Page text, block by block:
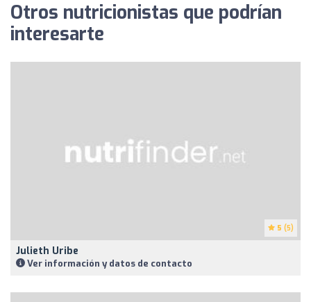
Otros nutricionistas que podrían
interesarte
5 (5)
Julieth Uribe
Ver información y datos de contacto